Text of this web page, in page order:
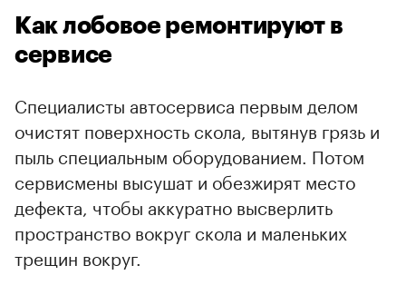
Как лобовое ремонтируют в
сервисе
Специалисты автосервиса первым делом
очистят поверхность скола, вытянув грязь и
пыль специальным оборудованием. Потом
сервисмены высушат и обезжирят место
дефекта, чтобы аккуратно высверлить
пространство вокруг скола и маленьких
трещин вокруг.